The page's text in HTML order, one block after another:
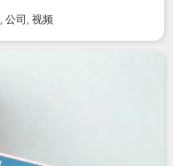
, 公司 , 视频